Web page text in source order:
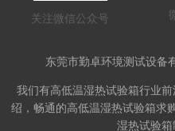
关注微信公众号
东莞市勤卓环境测试设备
我们有高低温湿热试验箱行业
绍，畅通的高低温湿热试验箱求
湿热试验箱